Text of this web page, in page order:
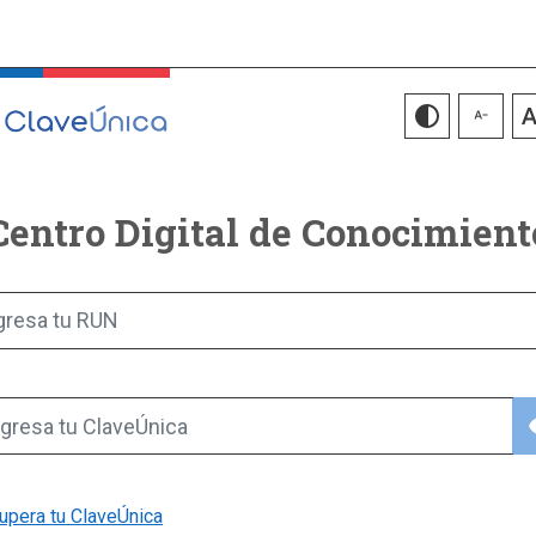
Digital de
tu RUN
tu ClaveÚnica
tu ClaveÚnica